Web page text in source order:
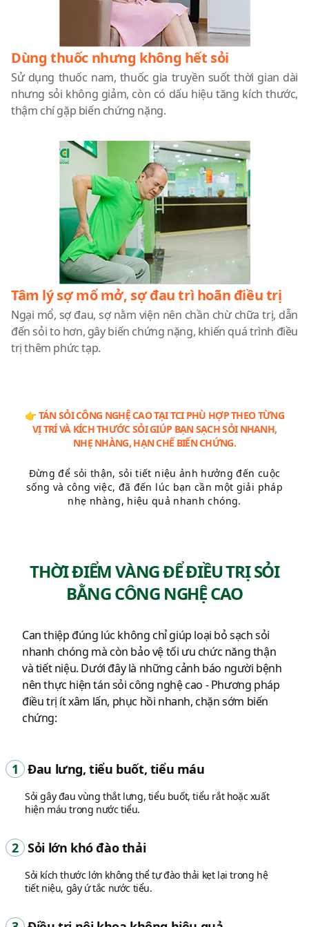
Dùng thuốc nhưng không hết sỏi
Sử dụng thuốc nam, thuốc gia truyền suốt thời gian dài
nhưng sỏi không giảm, còn có dấu hiệu tăng kích thước,
thậm chí gặp biến chứng nặng.
Tâm lý sợ mổ mở, sợ đau trì hoãn điều trị
Ngại mổ, sợ đau, sợ nằm viện nên chần chừ chữa trị, dẫn
đến sỏi to hơn, gây biến chứng nặng, khiến quá trình điều
trị thêm phức tạp.
👉 TÁN SỎI CÔNG NGHỆ CAO TẠI TCI PHÙ HỢP THEO TỪNG
VỊ TRÍ VÀ KÍCH THƯỚC SỎI GIÚP BẠN SẠCH SỎI NHANH,
NHẸ NHÀNG, HẠN CHẾ BIẾN CHỨNG.
Đừng để sỏi thận, sỏi tiết niệu ảnh hưởng đến cuộc
sống và công việc, đã đến lúc bạn cần một giải pháp
nhẹ nhàng, hiệu quả nhanh chóng.
THỜI ĐIỂM VÀNG ĐỂ ĐIỀU TRỊ SỎI
BẰNG CÔNG NGHỆ CAO
Can thiệp đúng lúc không chỉ giúp loại bỏ sạch sỏi
nhanh chóng mà còn bảo vệ tối ưu chức năng thận
và tiết niệu. Dưới đây là những cảnh báo người bệnh
nên thực hiện tán sỏi công nghệ cao - Phương pháp
điều trị ít xâm lấn, phục hồi nhanh, chặn sớm biến
chứng:
1 Đau lưng, tiểu buốt, tiểu máu
Sỏi gây đau vùng thắt lưng, tiểu buốt, tiểu rắt hoặc xuất
hiện máu trong nước tiểu.
2 Sỏi lớn khó đào thải
Sỏi kích thước lớn không thể tự đào thải kẹt lại trong hệ
tiết niệu, gây ứ tắc nước tiểu.